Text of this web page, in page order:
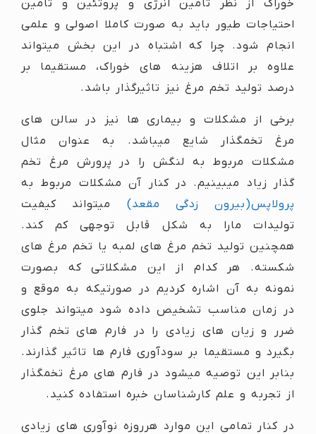
خوراک از نظر تامین انرژی و پروتئین و تامین
احتیاجات طیور باید به صورت کاملا اصولی و علمی
انجام شود. چرا که اشتباه در این بخش میتواند
علاوه بر اتلاف هزینه های خوراک، مستقیما بر
درصد تولید تخم مرغ نیز تاثیرگذار باشد.
برخی از مشکلات و بیماری ها نیز در سالن های
مرغ تخمگذار شایع میباشد. به عنوان مثال
مشکلات مربوط به لنگش را در پرورش مرغ تخم
گذار زیاد میبینیم. در کنار آن مشکلات مربوط به
پرولاپس(بیرون زدگی مقعد) میتواند کیفیت
تولیدات مارا به شکل قابل توجهی کم کند.
همچنین تولید تخم مرغ های لمبه یا تخم مرغ های
شکسته. هر کدام از این مشکلاتی که بصورت
نمونه به آن اشاره کردیم در صورتیکه به موقع و
در زمان مناسب تشخیص داده شود میتواند جلوی
ضرر و زیان های زیادی را در فارم های تخم گذار
بگیرد و مستقیما بر سودآوری فارم ها تاثیر گذارند.
بنابر این توصیه میشود در فارم های مرغ تخمگذار
از تجربه و علم کارشناسان خبره استفاده کنید.
در کنار تمامی این موارد هرروزه نوآوری های زیادی